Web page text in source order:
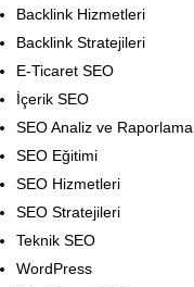
Backlink Hizmetleri
Backlink Stratejileri
E-Ticaret SEO
İçerik SEO
SEO Analiz ve Raporlama
SEO Eğitimi
SEO Hizmetleri
SEO Stratejileri
Teknik SEO
WordPress